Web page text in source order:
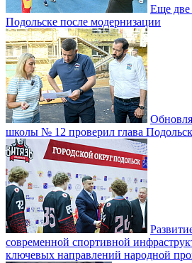
Еще две
Подольске после модернизации
школы № 12 проверил глава
современной спортивной
ключевых направлений народной